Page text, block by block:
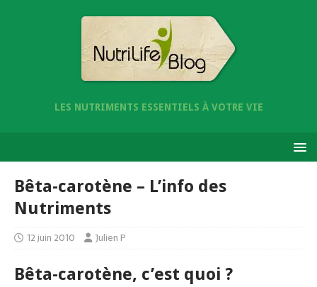
LES NUTRIMENTS ESSENTIELS À VOTRE VIE
Bêta-carotène – L’info des
Nutriments
12 juin 2010 Julien P
Bêta-carotène, c’est quoi ?